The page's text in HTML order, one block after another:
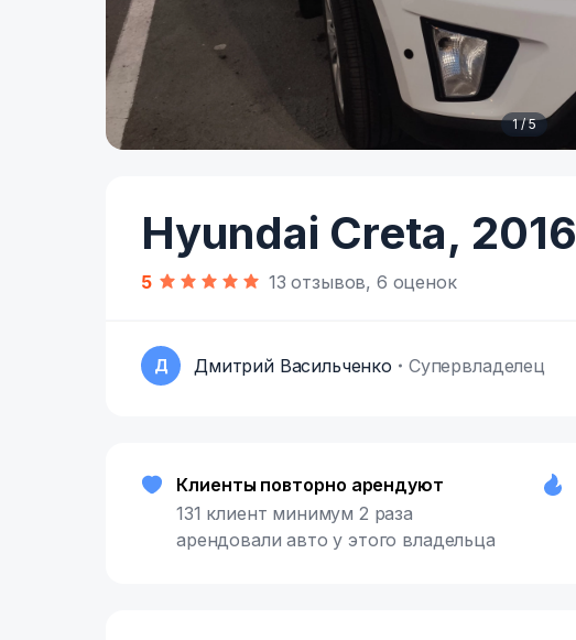
1 / 5
Hyundai Creta, 2016
5 13 отзывов, 6 оценок
Д Дмитрий Васильченко Супервладелец
Клиенты повторно арендуют
131 клиент минимум 2 раза
арендовали авто у этого владельца